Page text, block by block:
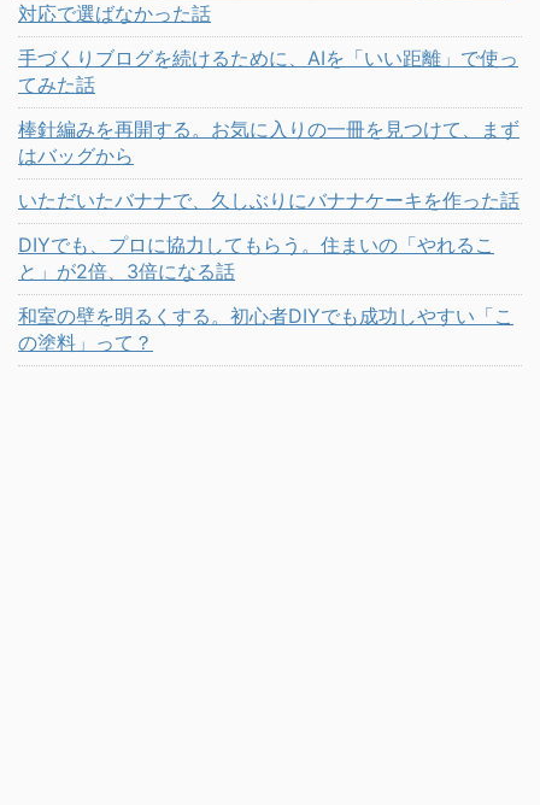
対応で選ばなかった話
手づくりブログを続けるために、AIを「いい距離」で使っ
てみた話
棒針編みを再開する。お気に入りの一冊を見つけて、まず
はバッグから
いただいたバナナで、久しぶりにバナナケーキを作った話
DIYでも、プロに協力してもらう。住まいの「やれるこ
と」が2倍、3倍になる話
和室の壁を明るくする。初心者DIYでも成功しやすい「こ
の塗料」って？